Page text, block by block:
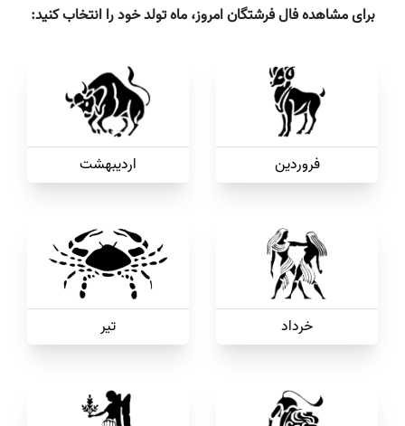
برای مشاهده فال فرشتگان امروز، ماه تولد خود را انتخاب کنید:
فروردین اردیبهشت
خرداد تیر